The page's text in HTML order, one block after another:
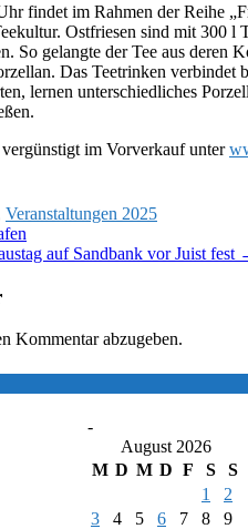
findet im Rahmen der Reihe
Ostfriesen sind mit 300
So gelangte der Tee aus
Das Teetrinken verbindet
lernen unterschiedliches
im Vorverkauf unter
Veranstaltungen 2025
auf Sandbank vor Juist fest
Kommentar abzugeben.
-
August 2026
M D M D F S
S
1
2
3
4 5 6 7 8
9